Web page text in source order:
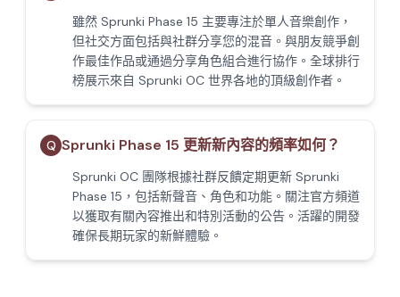
雖然 Sprunki Phase 15 主要專注於單人音樂創作，
但社交方面包括與社群分享您的混音。與朋友競爭創
作最佳作品或通過分享角色組合進行協作。全球排行
榜展示來自 Sprunki OC 世界各地的頂級創作者。
Q Sprunki Phase 15 更新新內容的頻率如何？
Sprunki OC 團隊根據社群反饋定期更新 Sprunki
Phase 15，包括新聲音、角色和功能。關注官方頻道
以獲取有關內容推出和特別活動的公告。活躍的開發
確保長期玩家的新鮮體驗。